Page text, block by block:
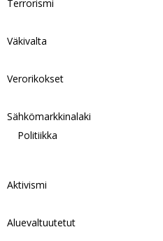
Terrorismi
Väkivalta
Verorikokset
Sähkömarkkinalaki
Politiikka
Aktivismi
Aluevaltuutetut